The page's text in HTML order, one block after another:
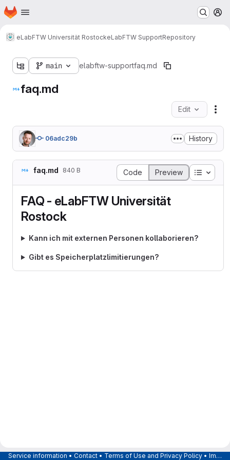
Skip to main content
Homepage
eLabFTW Universität RostockeLabFTW SupportRepository
main elabftw-supportfaq.md
faq.md
Edit
06adc29b History
faq.md 840 B Code Preview Table
FAQ - eLabFTW Universität
Rostock
Kann ich mit externen Personen kollaborieren?
Gibt es Speicherplatzlimitierungen?
Service information • Contact • Terms of Use and Privacy Policy • Imprint